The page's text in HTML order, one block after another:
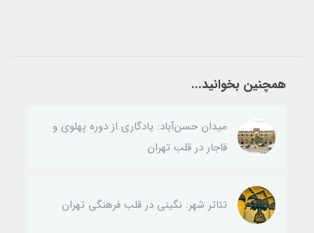
همچنین بخوانید...
میدان حسن‌آباد: یادگاری از دوره پهلوی و
قاجار در قلب تهران
تئاتر شهر: نگینی در قلب فرهنگی تهران